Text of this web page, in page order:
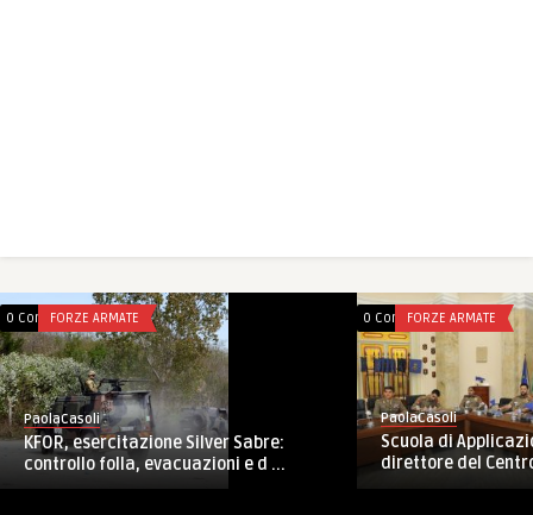
0 CommentsFORZE ARMATE
PaolaCasoli
KFOR, esercitazione Silver Sabre:
controllo folla, evacuazioni e d ...
0 CommentsFORZE ARMATE
PaolaCasoli
Scuola di
direttore del